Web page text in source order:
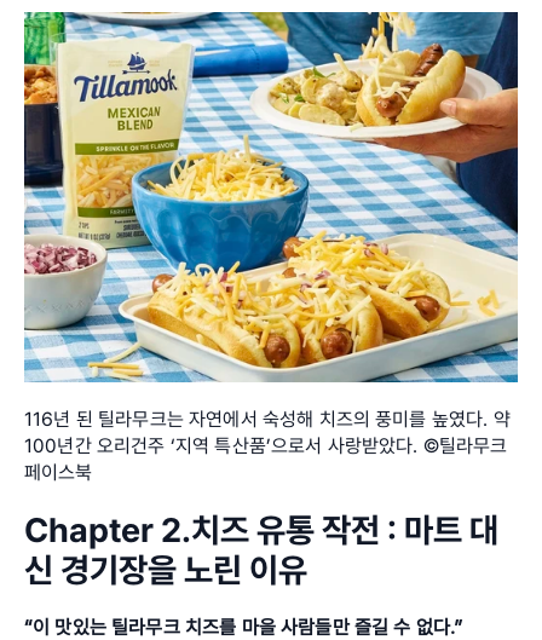
116년 된 틸라무크는 자연에서 숙성해 치즈의 풍미를 높였다. 약
100년간 오리건주 ‘지역 특산품’으로서 사랑받았다. ©틸라무크
페이스북
Chapter 2.치즈 유통 작전 : 마트 대
신 경기장을 노린 이유
“이 맛있는 틸라무크 치즈를 마을 사람들만 즐길 수 없다.”